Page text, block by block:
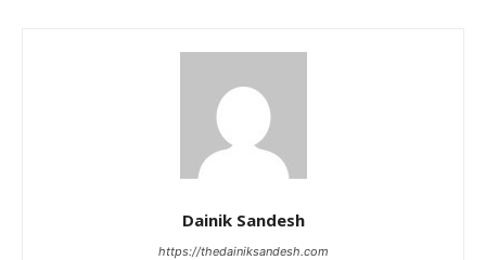
Dainik Sandesh
https://thedainiksandesh.com